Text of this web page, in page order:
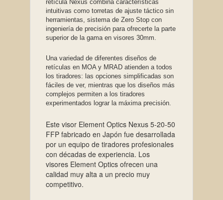
retícula Nexus combina características
intuitivas como torretas de ajuste táctico sin
herramientas, sistema de Zero Stop con
ingeniería de precisión para ofrecerte la parte
superior de la gama en visores 30mm.
Una variedad de diferentes diseños de
retículas en MOA y MRAD atienden a todos
los tiradores: las opciones simplificadas son
fáciles de ver, mientras que los diseños más
complejos permiten a los tiradores
experimentados lograr la máxima precisión.
Este visor Element Optics Nexus 5-20-50
FFP fabricado en Japón fue desarrollada
por un equipo de tiradores profesionales
con décadas de experiencia. Los
visores Element Optics ofrecen una
calidad muy alta a un precio muy
competitivo.